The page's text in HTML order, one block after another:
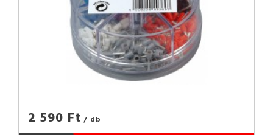
2 590 Ft / db